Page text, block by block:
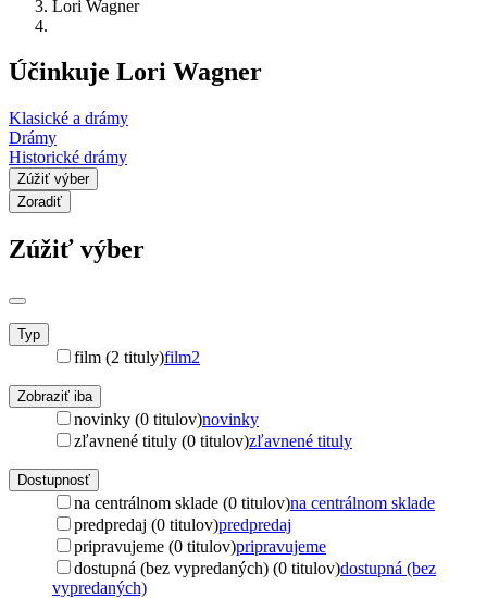
Lori Wagner
Účinkuje Lori Wagner
Klasické a drámy
Drámy
Historické drámy
Zúžiť výber
Zoradiť
Zúžiť výber
Typ
film (2 tituly)film2
Zobraziť iba
novinky (0 titulov)novinky
zľavnené tituly (0 titulov)zľavnené tituly
Dostupnosť
na centrálnom sklade (0 titulov)na centrálnom sklade
predpredaj (0 titulov)predpredaj
pripravujeme (0 titulov)pripravujeme
dostupná (bez vypredaných) (0 titulov)dostupná (bez
vypredaných)